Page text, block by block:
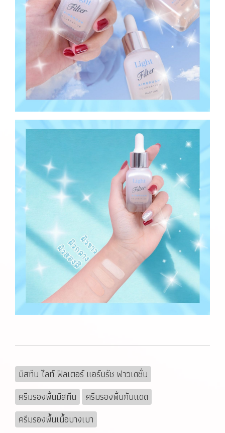
มิสทีน ไลท์ ฟิลเตอร์ แอร์บรัช ฟาวเดชั่น
ครีมรองพื้นมิสทีน
ครีมรองพื้นกันแดด
ครีมรองพื้นเนื้อบางเบา